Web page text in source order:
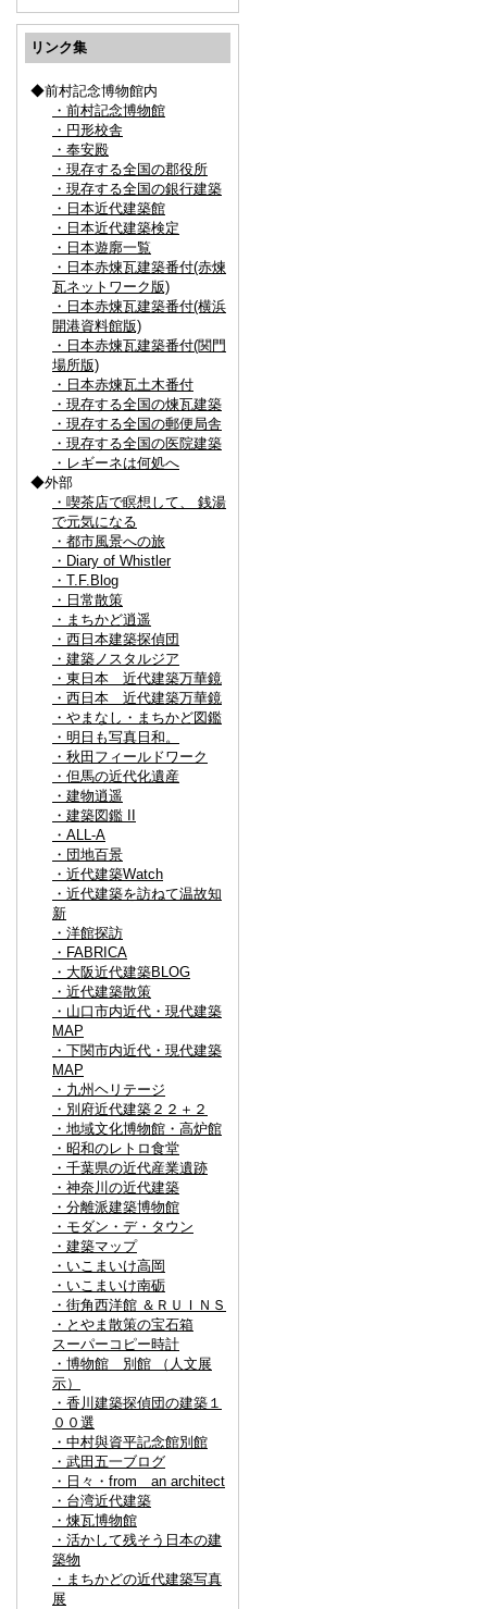
リンク集
◆前村記念博物館内
・前村記念博物館
・円形校舎
・奉安殿
・現存する全国の郡役所
・現存する全国の銀行建築
・日本近代建築館
・日本近代建築検定
・日本遊廓一覧
・日本赤煉瓦建築番付(赤煉
瓦ネットワーク版)
・日本赤煉瓦建築番付(横浜
開港資料館版)
・日本赤煉瓦建築番付(関門
場所版)
・日本赤煉瓦土木番付
・現存する全国の煉瓦建築
・現存する全国の郵便局舎
・現存する全国の医院建築
・レギーネは何処へ
◆外部
・喫茶店で瞑想して、 銭湯
で元気になる
・都市風景への旅
・Diary of Whistler
・T.F.Blog
・日常散策
・まちかど逍遥
・西日本建築探偵団
・建築ノスタルジア
・東日本 近代建築万華鏡
・西日本 近代建築万華鏡
・やまなし・まちかど図鑑
・明日も写真日和。
・秋田フィールドワーク
・但馬の近代化遺産
・建物逍遥
・建築図鑑 II
・ALL-A
・団地百景
・近代建築Watch
・近代建築を訪ねて温故知
新
・洋館探訪
・FABRICA
・大阪近代建築BLOG
・近代建築散策
・山口市内近代・現代建築
MAP
・下関市内近代・現代建築
MAP
・九州ヘリテージ
・別府近代建築２２＋２
・地域文化博物館・高炉館
・昭和のレトロ食堂
・千葉県の近代産業遺跡
・神奈川の近代建築
・分離派建築博物館
・モダン・デ・タウン
・建築マップ
・いこまいけ高岡
・いこまいけ南砺
・街角西洋館 ＆ＲＵＩＮＳ
・とやま散策の宝石箱
スーパーコピー時計
・博物館 別館 （人文展
示）
・香川建築探偵団の建築１
００選
・中村與資平記念館別館
・武田五一ブログ
・日々・from an architect
・台湾近代建築
・煉瓦博物館
・活かして残そう日本の建
築物
・まちかどの近代建築写真
展